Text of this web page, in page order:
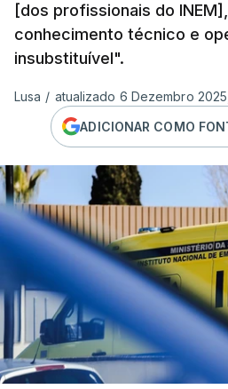
[dos profissionais do
conhecimento técnico e
insubstituível".
Lusa / atualizado 6 Dezembro
ADICIONAR COMO